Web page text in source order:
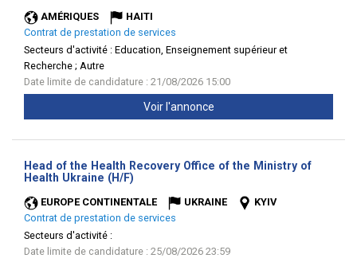
AMÉRIQUES
HAITI
Contrat de prestation de services
Secteurs d'activité : Education, Enseignement supérieur et
Recherche ; Autre
Date limite de candidature : 21/08/2026 15:00
Voir l'annonce
Head of the Health Recovery Office of the Ministry of
Health Ukraine (H/F)
EUROPE CONTINENTALE UKRAINE
KYIV
Contrat de prestation de services
Secteurs d'activité :
Date limite de candidature : 25/08/2026 23:59